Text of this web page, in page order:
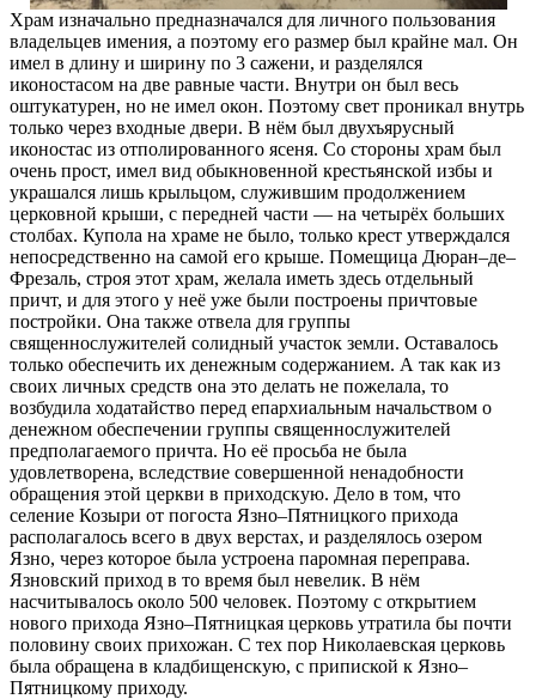
Храм изначально предназначался для личного пользования
владельцев имения, а поэтому его размер был крайне мал. Он
имел в длину и ширину по 3 сажени, и разделялся
иконостасом на две равные части. Внутри он был весь
оштукатурен, но не имел окон. Поэтому свет проникал внутрь
только через входные двери. В нём был двухъярусный
иконостас из отполированного ясеня. Со стороны храм был
очень прост, имел вид обыкновенной крестьянской избы и
украшался лишь крыльцом, служившим продолжением
церковной крыши, с передней части — на четырёх больших
столбах. Купола на храме не было, только крест утверждался
непосредственно на самой его крыше. Помещица Дюран–де–
Фрезаль, строя этот храм, желала иметь здесь отдельный
причт, и для этого у неё уже были построены причтовые
постройки. Она также отвела для группы
священнослужителей солидный участок земли. Оставалось
только обеспечить их денежным содержанием. А так как из
своих личных средств она это делать не пожелала, то
возбудила ходатайство перед епархиальным начальством о
денежном обеспечении группы священнослужителей
предполагаемого причта. Но её просьба не была
удовлетворена, вследствие совершенной ненадобности
обращения этой церкви в приходскую. Дело в том, что
селение Козыри от погоста Язно–Пятницкого прихода
располагалось всего в двух верстах, и разделялось озером
Язно, через которое была устроена паромная переправа.
Язновский приход в то время был невелик. В нём
насчитывалось около 500 человек. Поэтому с открытием
нового прихода Язно–Пятницкая церковь утратила бы почти
половину своих прихожан. С тех пор Николаевская церковь
была обращена в кладбищенскую, с припиской к Язно–
Пятницкому приходу.